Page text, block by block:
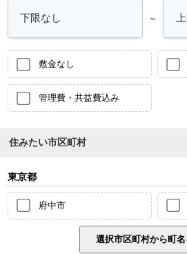
～
敷金なし
管理費・共益費込み
住みたい市区町村
東京都
府中市